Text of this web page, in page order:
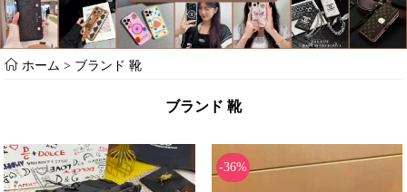
ホーム > ブランド 靴
ブランド 靴
-36%